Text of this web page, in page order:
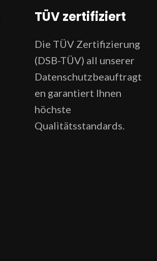
TÜV zertifiziert
Die TÜV Zertifizierung
(DSB-TÜV) all unserer
Datenschutzbeauftragt
en garantiert Ihnen
höchste
Qualitätsstandards.